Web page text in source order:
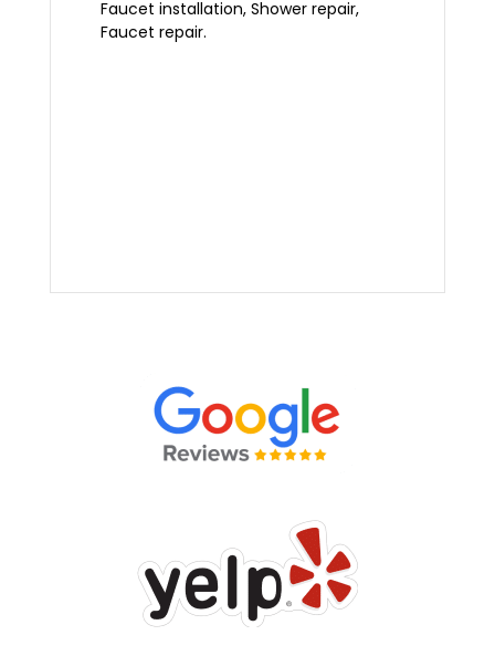
Faucet installation, Shower repair,
Faucet repair.